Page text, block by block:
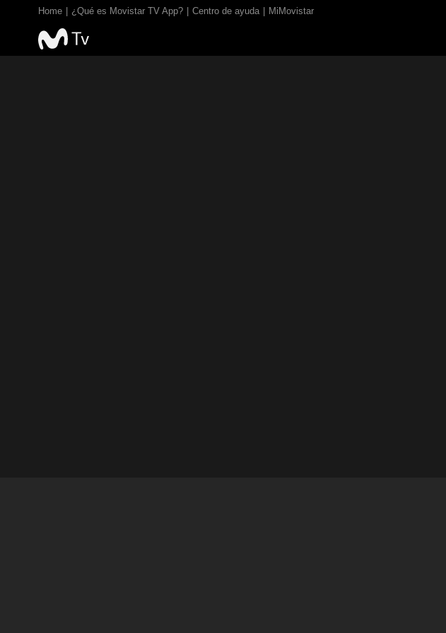
Home ¿Qué es Movistar TV App? Centro de ayuda MiMovistar